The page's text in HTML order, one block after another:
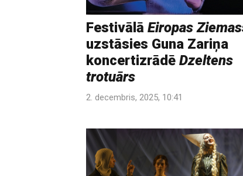
Festivālā Eiropas
uzstāsies Guna Zariņa
koncertizrādē Dzeltens
trotuārs
2. decembris, 2025, 10:41